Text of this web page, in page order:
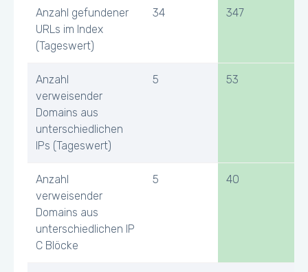
Anzahl gefundener
URLs im Index
(Tageswert)
34 347
Anzahl
verweisender
Domains aus
unterschiedlichen
IPs (Tageswert)
5 53
Anzahl
verweisender
Domains aus
unterschiedlichen IP
C Blöcke
5 40